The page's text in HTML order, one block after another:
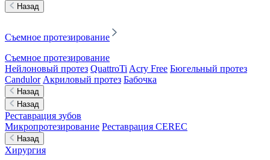
Назад
Съемное протезирование
Съемное протезирование
Нейлоновый протез QuattroTi Acry Free Бюгельный протез
Candulor Акриловый протез Бабочка
Назад
Назад
Реставрация зубов
Микропротезирование Реставрация CEREC
Назад
Хирургия